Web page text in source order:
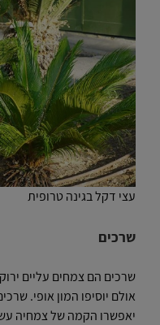
עצי דקל בגינה טרופית
שרכים
שרכים הם צמחים עליים
אולם יוסיפו המון אופי.
יאפשרו הקמה של צמחיה